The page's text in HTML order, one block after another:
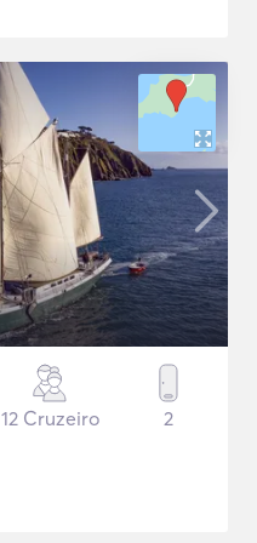
12 Cruzeiro 2